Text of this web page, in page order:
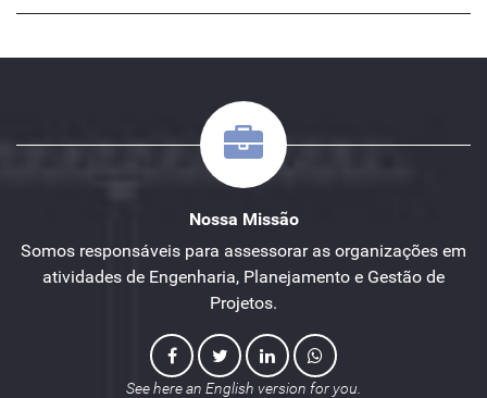
Nossa Missão
Somos responsáveis para assessorar as organizações em
atividades de Engenharia, Planejamento e Gestão de
Projetos.
See here an English version for you.